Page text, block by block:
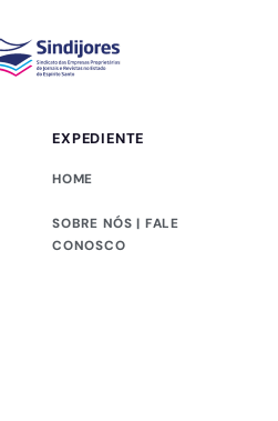
EXPEDIENTE
HOME
SOBRE NÓS | FALE
CONOSCO